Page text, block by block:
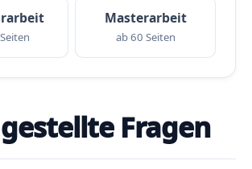
Masterarbeit
ab 60 Seiten
Fragen